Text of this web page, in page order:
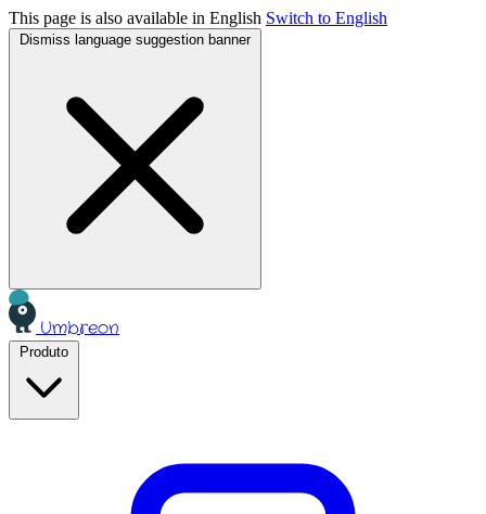
This page is also available in English Switch to English
Dismiss language suggestion banner
Umbreon